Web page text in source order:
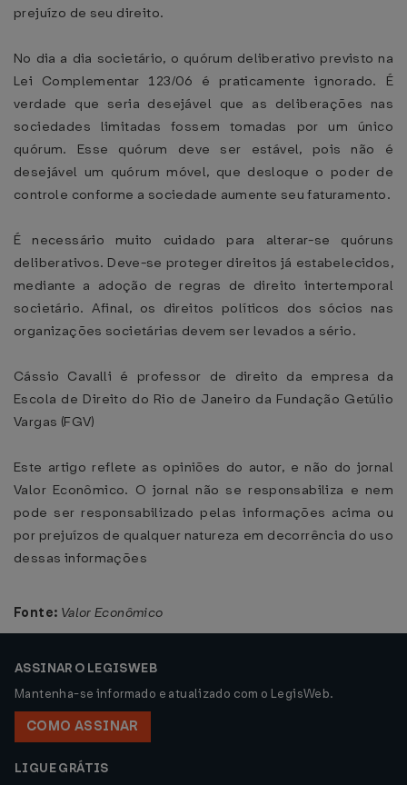
prejuízo de seu direito.
No dia a dia societário, o quórum deliberativo previsto na
Lei Complementar 123/06 é praticamente ignorado. É
verdade que seria desejável que as deliberações nas
sociedades limitadas fossem tomadas por um único
quórum. Esse quórum deve ser estável, pois não é
desejável um quórum móvel, que desloque o poder de
controle conforme a sociedade aumente seu faturamento.
É necessário muito cuidado para alterar-se quóruns
deliberativos. Deve-se proteger direitos já estabelecidos,
mediante a adoção de regras de direito intertemporal
societário. Afinal, os direitos políticos dos sócios nas
organizações societárias devem ser levados a sério.
Cássio Cavalli é professor de direito da empresa da
Escola de Direito do Rio de Janeiro da Fundação Getúlio
Vargas (FGV)
Este artigo reflete as opiniões do autor, e não do jornal
Valor Econômico. O jornal não se responsabiliza e nem
pode ser responsabilizado pelas informações acima ou
por prejuízos de qualquer natureza em decorrência do uso
dessas informações
Fonte: Valor Econômico
ASSINAR O LEGISWEB
Mantenha-se informado e atualizado com o LegisWeb.
COMO ASSINAR
LIGUE GRÁTIS